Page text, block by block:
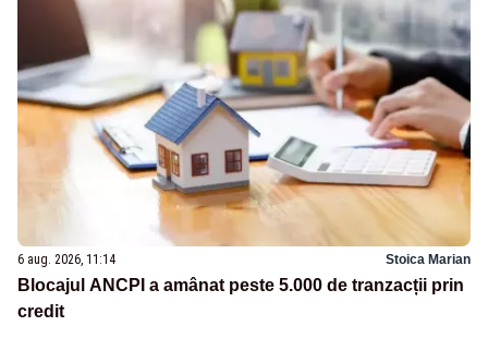
6 aug. 2026, 11:14 Stoica Marian
Blocajul ANCPI a amânat peste 5.000 de tranzacții prin
credit